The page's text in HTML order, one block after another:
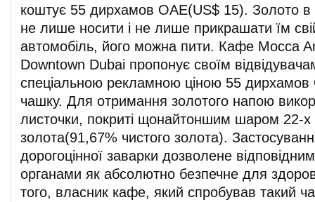
коштує 55 дирхамов ОАЕ(US$ 15). Золото в
не лише носити і не лише прикрашати їм
автомобіль, його можна пити. Кафе Mocca
Downtown Dubai пропонує своїм
спеціальною рекламною ціною 55
чашку. Для отримання золотого напою
листочки, покриті щонайтоншим шаром 22-х
золота(91,67% чистого золота).
дорогоцінної заварки дозволене
органами як абсолютно безпечне для
того, власник кафе, який спробував такий